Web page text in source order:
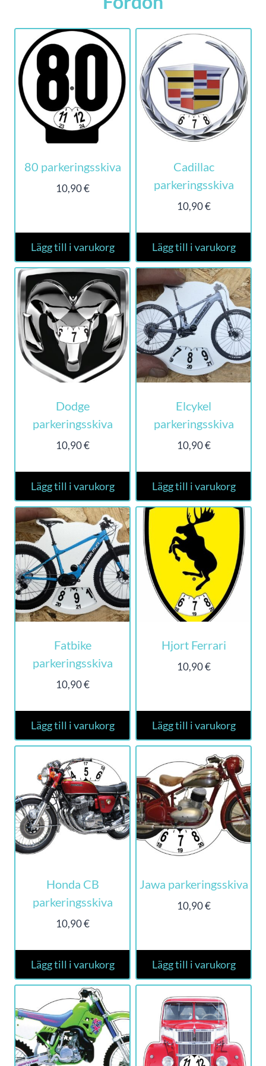
80 parkeringsskiva
10,90€
Lägg till i varukorg
Cadillac
parkeringsskiva
10,90€
Lägg till i varukorg
Dodge
parkeringsskiva
10,90€
Lägg till i varukorg
Elcykel
parkeringsskiva
10,90€
Lägg till i varukorg
Fatbike
parkeringsskiva
10,90€
Lägg till i varukorg
Hjort Ferrari
10,90€
Lägg till i varukorg
Honda CB
parkeringsskiva
10,90€
Lägg till i varukorg
Jawa parkeringsskiva
10,90€
Lägg till i varukorg